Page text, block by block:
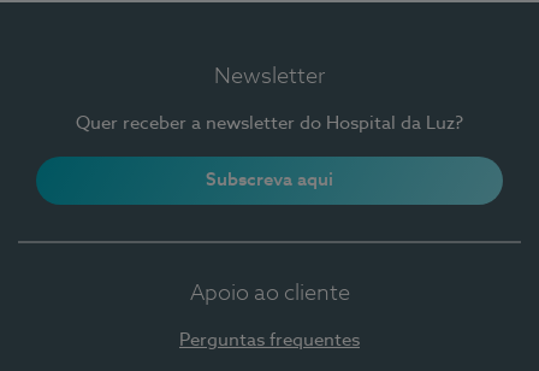
Newsletter
Quer receber a newsletter do Hospital da Luz?
Subscreva aqui
Apoio ao cliente
Perguntas frequentes